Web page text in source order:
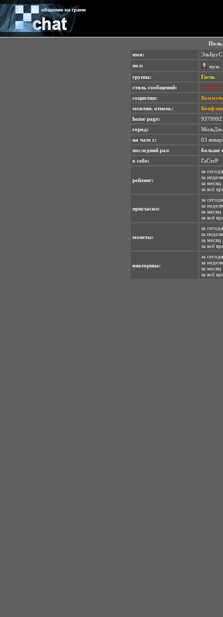
имя:
ЭльБруС
пол:
муж.
группа:
Гость
стиль сообщений:
VAIPER
cоциотип:
межтип. отнош.:
home page:
9379992
город:
на чате с:
03
последний раз:
больше
о себе:
ГаСтеР
рейтинг:
за
за
за
за всё
пригласил:
за
за
за
за всё
монеты:
за
за
за
за всё
викторина:
за
за
за
за всё